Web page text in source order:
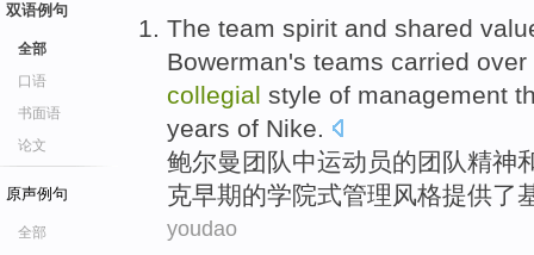
双语例句
全部
口语
书面语
论文
原声例句
全部
The team spirit and shared
Bowerman's teams carried
collegial style of management
years of Nike.
鲍尔曼 团队中运动员的团队精神
克早期的学院式管理 风格提供了
youdao